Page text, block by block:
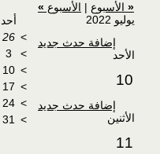
« الأسبوع | الأسبوع »
يوليو 2022
إضافة حدث جديد
الأحد
10
إضافة حدث جديد
الأثنين
11
أحد
>
26
>
3
>
10
>
17
>
24
>
31